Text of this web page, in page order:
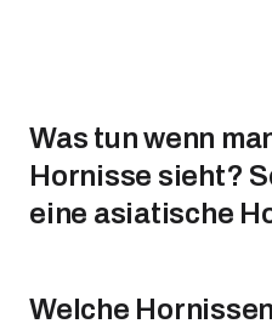
Was tun wenn
Hornisse sieht?
eine asiatische
Welche